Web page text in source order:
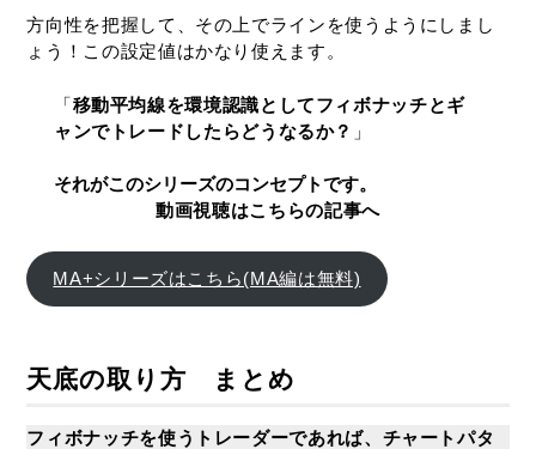
方向性を把握して、その上でラインを使うようにしまし
ょう！この設定値はかなり使えます。
「移動平均線を環境認識としてフィボナッチとギ
ャンでトレードしたらどうなるか？ 」
それがこのシリーズのコンセプトです。
動画視聴はこちらの記事へ
MA+シリーズはこちら(MA編は無料)
天底の取り方 まとめ
フィボナッチを使うトレーダーであれば、チャートパタ